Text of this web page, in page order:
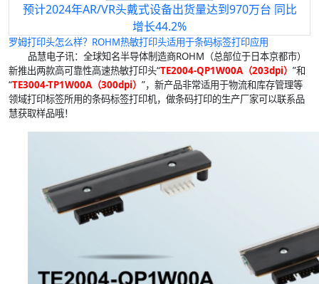
预计2024年AR/VR头戴式设备出货量达到970万台 同比
增长44.2%
罗姆打印头怎么样？ROHM热敏打印头适用于条码标签打印应用
品慧电子讯：全球知名半导体制造商ROHM（总部位于日本京都市）
新推出两款高可靠性高速热敏打印头“TE2004-QP1W00A（203dpi） ”和
“TE3004-TP1W00A（300dpi） ”，新产品非常适用于物流和库存管理等
领域打印标签所用的条码标签打印机，做条码打印的生产厂家可以联系品
慧获取样品哦！